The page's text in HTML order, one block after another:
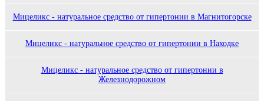
Мицеликс - натуральное средство от гипертонии в Магнитогорске
Мицеликс - натуральное средство от гипертонии в Находке
Мицеликс - натуральное средство от гипертонии в
Железнодорожном